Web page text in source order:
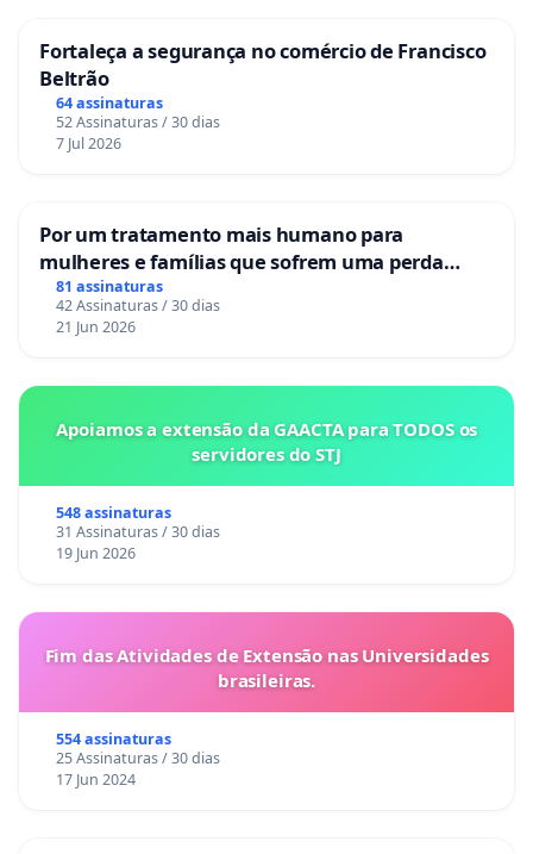
Fortaleça a segurança no comércio de Francisco
Beltrão
64 assinaturas
52 Assinaturas / 30 dias
7 Jul 2026
Por um tratamento mais humano para
mulheres e famílias que sofrem uma perda
gestacional nos hospitais portugueses
81 assinaturas
42 Assinaturas / 30 dias
21 Jun 2026
Apoiamos a extensão da GAACTA para TODOS os
servidores do STJ
548 assinaturas
31 Assinaturas / 30 dias
19 Jun 2026
Fim das Atividades de Extensão nas Universidades
brasileiras.
554 assinaturas
25 Assinaturas / 30 dias
17 Jun 2024